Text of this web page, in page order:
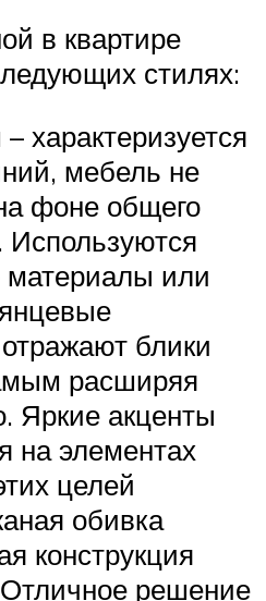
в квартире
стилях:
характеризуется
мебель не
фоне общего
материалы или
блики
расширяя
Яркие акценты
на элементах
целей
обивка
конструкция
решение